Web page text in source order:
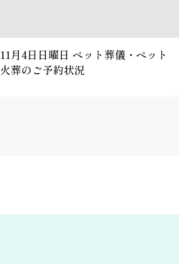
11月4日日曜日 ペット葬儀・ペット
火葬のご予約状況